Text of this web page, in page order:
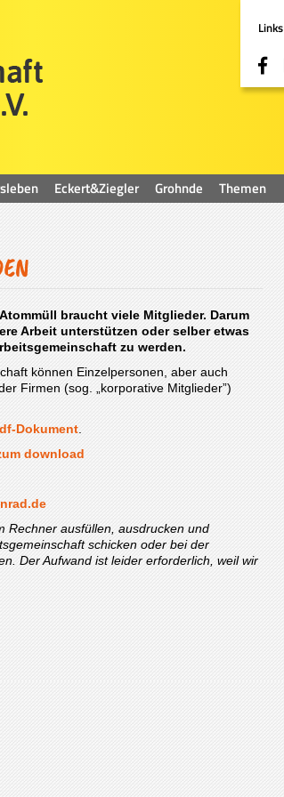
Links
Eckert&Ziegler Grohnde Themen
braucht viele Mitglieder. Darum
Arbeit unterstützen oder selber etwas
zu werden.
können Einzelpersonen, aber auch
Firmen (sog. „korporative Mitglieder”)
Dokument
download
Rechner ausfüllen, ausdrucken und
schicken oder bei der
Der Aufwand ist leider erforderlich, weil wir